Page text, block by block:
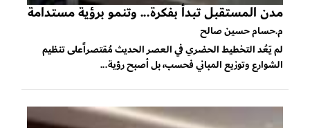
مدن المستقبل تبدأ بفكرة... وتنمو برؤية مستدامة
م.حسام حسين صالح
لم يَعُد التخطيط الحضري في العصر الحديث مُقتصراًعلى تنظيم
الشوارع وتوزيع المباني فحسب، بل أصبح رؤية...